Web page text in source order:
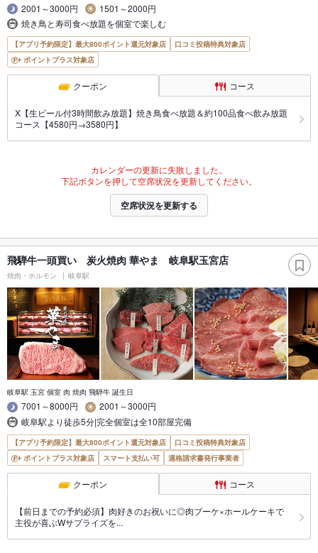
2001～3000円
1501～2000円
焼き鳥と寿司食べ放題を個室で楽しむ
【アプリ予約限定】最大800ポイント還元対象店
口コミ投稿特典対象店
ポイントプラス対象店
クーポン コース
X【生ビール付3時間飲み放題】焼き鳥食べ放題＆約100品食べ飲み放題
コース【4580円→3580円】
カレンダーの更新に失敗しました。
下記ボタンを押して空席状況を更新してください。
空席状況を更新する
飛騨牛一頭買い 炭火焼肉 華やま 岐阜駅玉宮店
焼肉・ホルモン 岐阜駅
岐阜駅 玉宮 個室 肉 焼肉 飛騨牛 誕生日
7001～8000円
2001～3000円
岐阜駅より徒歩5分|完全個室は全10部屋完備
【アプリ予約限定】最大800ポイント還元対象店
口コミ投稿特典対象店
ポイントプラス対象店
スマート支払い可 適格請求書発行事業者
クーポン コース
【前日までの予約必須】肉好きのお祝いに◎肉ブーケ×ホールケーキで
主役が喜ぶWサプライズを...